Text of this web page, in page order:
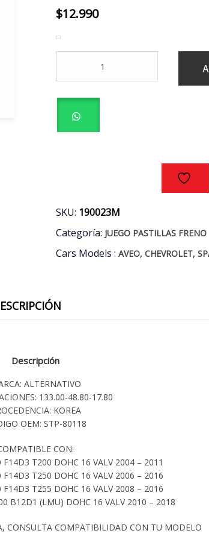
$12.990
FRENO
DELANTERAS
AVEO
-
SKU: 190023M
Categoría: JUEGO PASTILLAS FRENO
Cars Models :AVEO,CHEVROLET,
Descripción
ALTERNATIVO
133.00-48.80-17.80
KOREA
OEM: STP-80118
CON:
F14D3 T200 DOHC 16 VALV 2004 – 2011
F14D3 T250 DOHC 16 VALV 2006 – 2016
F14D3 T255 DOHC 16 VALV 2008 – 2016
B12D1 (LMU) DOHC 16 VALV 2010 – 2018
CONSULTA COMPATIBILIDAD CON TU MODELO